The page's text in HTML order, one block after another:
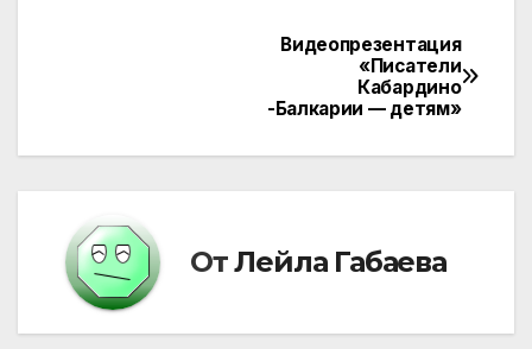
записям
Видеопрезентация
«Писатели
Кабардино
-Балкарии — детям»
ОтЛейла Габаева